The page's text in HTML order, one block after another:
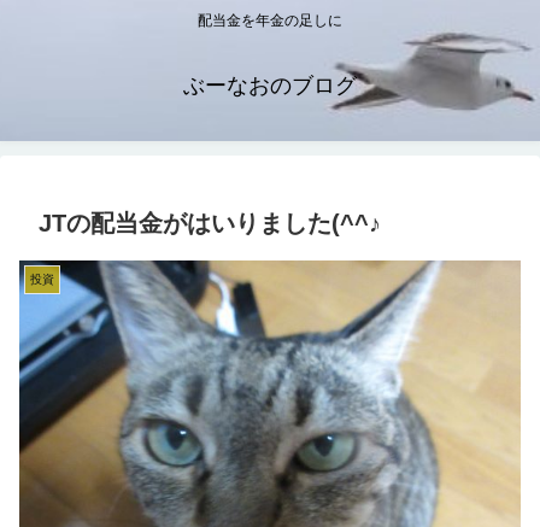
配当金を年金の足しに
ぶーなおのブログ
JTの配当金がはいりました(^^♪
投資